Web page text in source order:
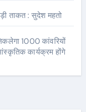
ताकत : सुदेश महतो
1000 कांवरियों
कार्यक्रम होंगे